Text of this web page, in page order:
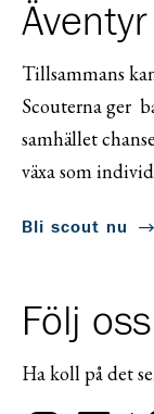
Tillsammans
Scouterna ger
samhället
växa som
Bli scout nu
Följ oss
Ha koll på det